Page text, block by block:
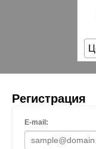
Регистрация
E-mail: